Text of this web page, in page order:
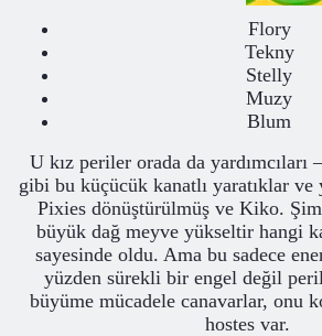
Flory
Tekny
Stelly
Muzy
Blum
U kız periler orada da yardımcıları
gibi bu küçücük kanatlı yaratıklar ve
Pixies dönüştürülmüş ve Kiko.
büyük dağ meyve yükseltir hangi
sayesinde oldu. Ama bu sadece
yüzden sürekli bir engel değil
büyüme mücadele canavarlar, onu
hostes var.